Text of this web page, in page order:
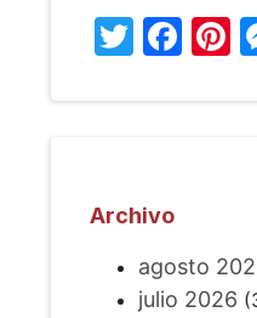
Archivo
agosto
julio 2026